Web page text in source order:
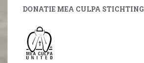
DONATIE MEA CULPA STICHTING